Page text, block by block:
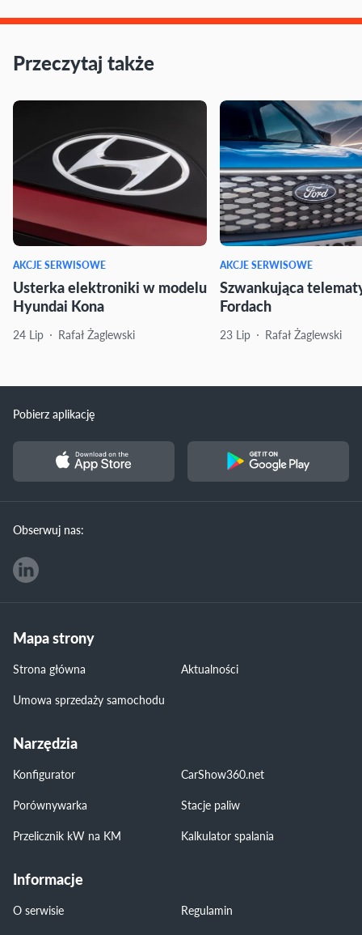
Przeczytaj także
AKCJE SERWISOWE
Usterka elektroniki w modelu
Hyundai Kona
24 Lip Rafał Żaglewski
AKCJE SERWISOWE
Szwankująca
Fordach
23 Lip Rafał Żaglewski
Pobierz aplikację
Obserwuj nas:
Mapa strony
Strona główna
Aktualności
Umowa sprzedaży samochodu
Narzędzia
Konfigurator
CarShow360.net
Porównywarka
Stacje paliw
Przelicznik kW na KM
Kalkulator spalania
Informacje
O serwisie
Regulamin